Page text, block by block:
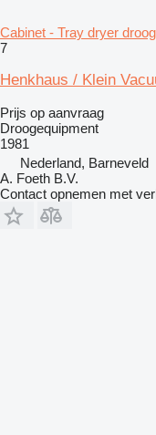
Cabinet - Tray dryer
7
Henkhaus / Klein
Prijs op aanvraag
Droogequipment
1981
Nederland, Barneveld
A. Foeth B.V.
Contact opnemen met